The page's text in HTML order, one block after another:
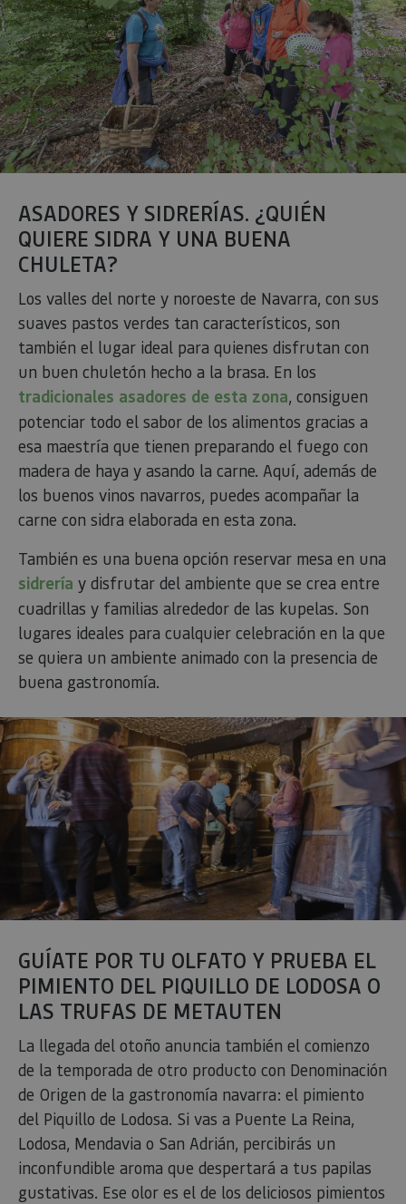
ASADORES Y SIDRERÍAS. ¿QUIÉN
QUIERE SIDRA Y UNA BUENA
CHULETA?
Los valles del norte y noroeste de Navarra, con sus
suaves pastos verdes tan característicos, son
también el lugar ideal para quienes disfrutan con
un buen chuletón hecho a la brasa. En los
tradicionales asadores de esta zona, consiguen
potenciar todo el sabor de los alimentos gracias a
esa maestría que tienen preparando el fuego con
madera de haya y asando la carne. Aquí, además de
los buenos vinos navarros, puedes acompañar la
carne con sidra elaborada en esta zona.
También es una buena opción reservar mesa en una
sidrería y disfrutar del ambiente que se crea entre
cuadrillas y familias alrededor de las kupelas. Son
lugares ideales para cualquier celebración en la que
se quiera un ambiente animado con la presencia de
buena gastronomía.
GUÍATE POR TU OLFATO Y PRUEBA EL
PIMIENTO DEL PIQUILLO DE LODOSA O
LAS TRUFAS DE METAUTEN
La llegada del otoño anuncia también el comienzo
de la temporada de otro producto con Denominación
de Origen de la gastronomía navarra: el pimiento
del Piquillo de Lodosa. Si vas a Puente La Reina,
Lodosa, Mendavia o San Adrián, percibirás un
inconfundible aroma que despertará a tus papilas
gustativas. Ese olor es el de los deliciosos pimientos